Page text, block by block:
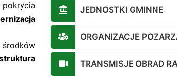
JEDNOSTKI GMINNE
ORGANIZACJE
TRANSMISJE OBRAD